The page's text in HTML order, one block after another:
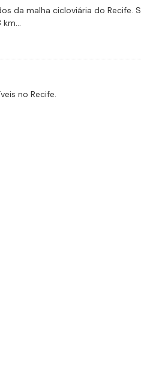
da malha cicloviária do Recife.
no Recife.